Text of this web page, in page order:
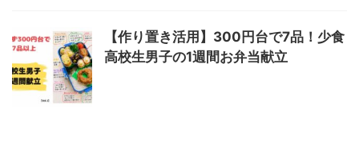
【作り置き活用】300円台で7品！少食
高校生男子の1週間お弁当献立